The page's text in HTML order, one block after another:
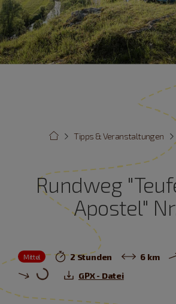
Tipps & Veranstaltungen
Rundweg
Apostel"
Mittel 2 Stunden
6 km
GPX - Datei